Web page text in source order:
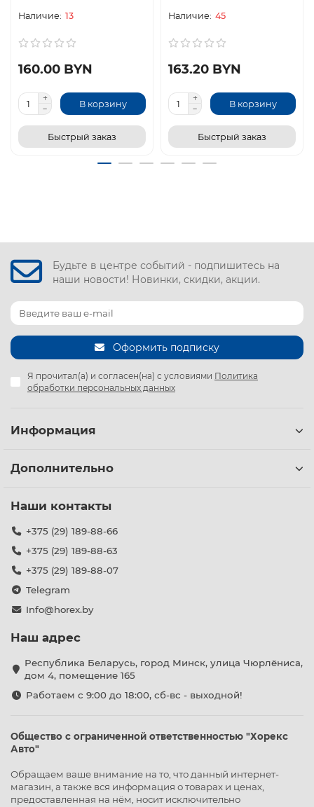
13
160.00 BYN
В корзину
Быстрый заказ
45
163.20 BYN
В корзину
Быстрый заказ
Будьте в центре событий - подпишитесь на
наши новости! Новинки, скидки, акции.
Оформить подписку
Я прочитал(а) и согласен(на) с условиями Политика
обработки персональных данных
Информация
Дополнительно
Наши контакты
+375 (29) 189-88-66
+375 (29) 189-88-63
+375 (29) 189-88-07
Telegram
Info@horex.by
Наш адрес
Республика Беларусь, город Минск, улица Чюрлёниса,
дом 4, помещение 165
Работаем с 9:00 до 18:00, сб-вс - выходной!
Общество с ограниченной ответственностью "Хорекс
Авто"
Обращаем ваше внимание на то, что данный интернет-
магазин, а также вся информация о товарах и ценах,
предоставленная на нём, носит исключительно